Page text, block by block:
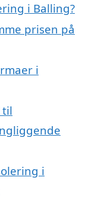
i Balling?
prisen på
i
til
i